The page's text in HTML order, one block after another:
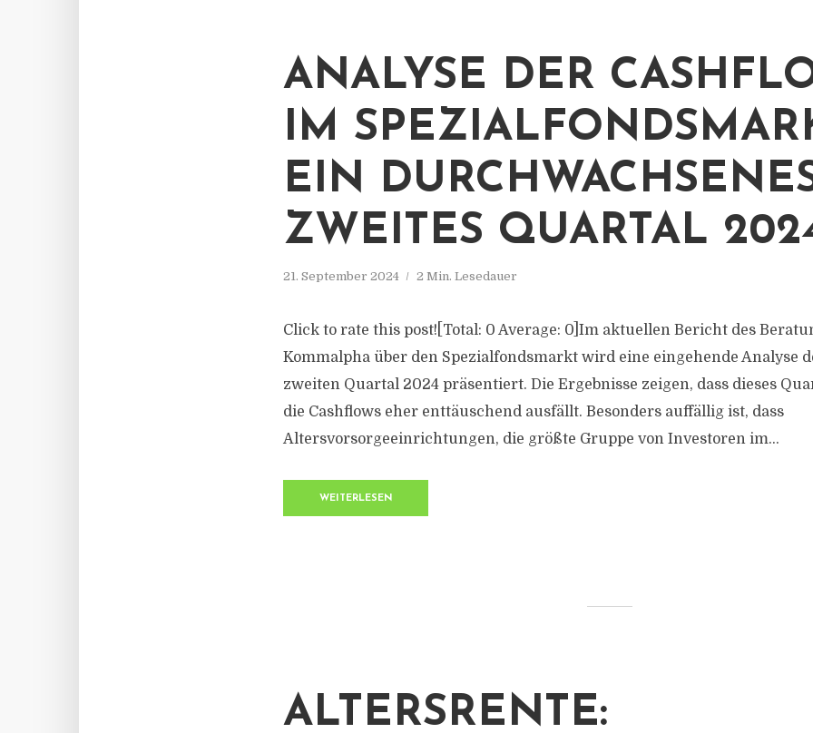
ANALYSE DER
IM
EIN
ZWEITES QUARTAL
21. September 2024 2 Min. Lesedauer
Click to rate this post![Total: 0 Average: 0]Im aktuellen Bericht des
Kommalpha über den Spezialfondsmarkt wird eine eingehende Analyse
zweiten Quartal 2024 präsentiert. Die Ergebnisse zeigen, dass dieses
die Cashflows eher enttäuschend ausfällt. Besonders auffällig ist, dass
Altersvorsorgeeinrichtungen, die größte Gruppe von Investoren im...
WEITERLESEN
ALTERSRENTE: